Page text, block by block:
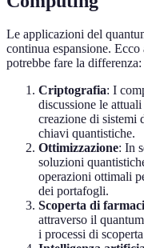
Le applicazioni del
continua espansione.
potrebbe fare la differenza:
Criptografia: I
discussione le
creazione di sistemi
chiavi quantistiche.
Ottimizzazione: In
soluzioni
operazioni ottimali
dei portafogli.
Scoperta di farmaci
attraverso il
i processi di